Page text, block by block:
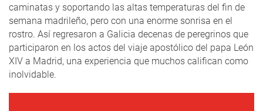
caminatas y soportando las altas temperaturas del fin de
semana madrileño, pero con una enorme sonrisa en el
rostro. Así regresaron a Galicia decenas de peregrinos que
participaron en los actos del viaje apostólico del papa León
XIV a Madrid, una experiencia que muchos califican como
inolvidable.